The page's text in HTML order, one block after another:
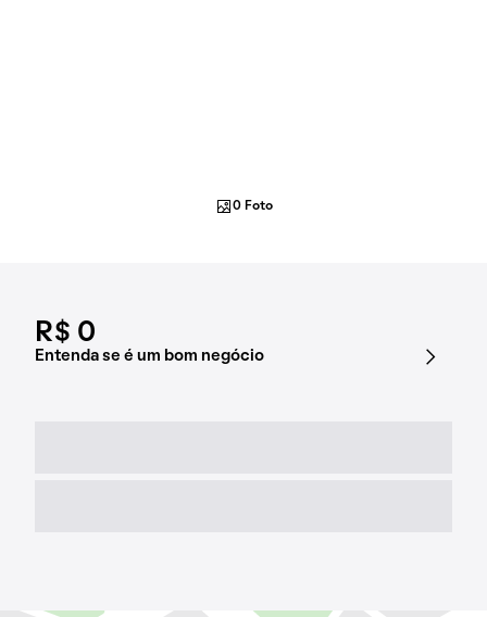
R$ 0
Entenda se é um bom negócio
0 Foto